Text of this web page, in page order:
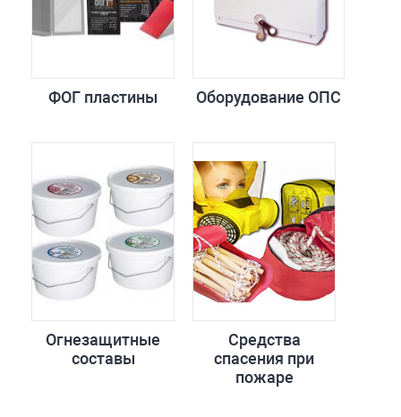
ФОГ пластины Оборудование ОПС
Огнезащитные
составы
Средства
спасения при
пожаре